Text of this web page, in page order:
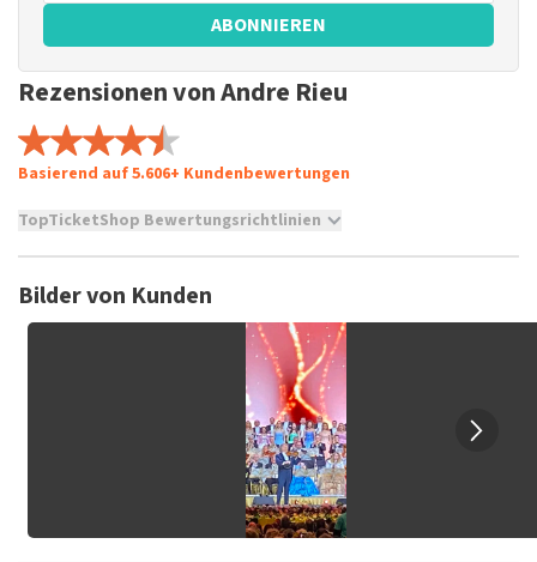
ABONNIEREN
Rezensionen von Andre Rieu
Basierend auf 5.606+ Kundenbewertungen
TopTicketShop Bewertungsrichtlinien
Es ist nicht möglich, eine Bewertung abzugeben, wenn du
beleidigender Sprache und/oder falschen Angaben werden
nicht veröffentlicht. Es kann einige Wochen dauern, bis eine
Bewertung veröffentlicht wird.
Bilder von Kunden